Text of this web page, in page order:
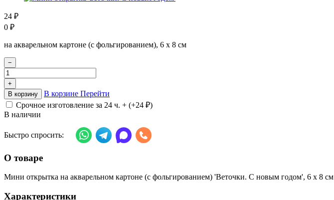
24 ₽
0 ₽
на акварельном картоне (с фольгированием), 6 х 8 см
−
+
В корзину
В корзине Перейти
Срочное изготовление за 24 ч. + (+24 ₽)
В наличии
Быстро спросить:
О товаре
Мини открытка на акварельном картоне (с фольгированием) 'Веточки. С новым годом', 6 х 8 см
Характеристики